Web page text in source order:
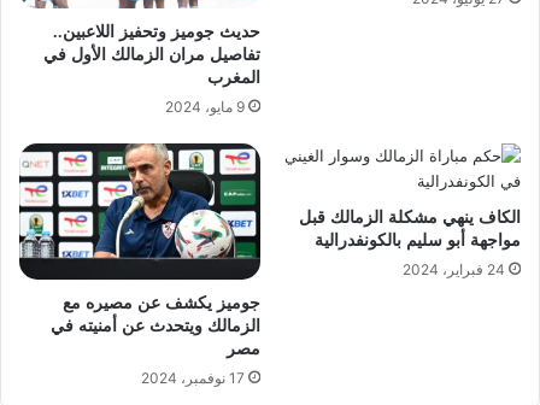
حديث جوميز وتحفيز اللاعبين..
تفاصيل مران الزمالك الأول في
المغرب
9 مايو، 2024
الكاف ينهي مشكلة الزمالك قبل
مواجهة أبو سليم بالكونفدرالية
24 فبراير، 2024
جوميز يكشف عن مصيره مع
الزمالك ويتحدث عن أمنيته في
مصر
17 نوفمبر، 2024